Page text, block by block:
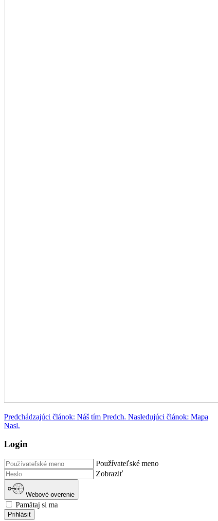
Predchádzajúci článok: Náš tím Predch. Nasledujúci článok: Mapa
Nasl.
Login
Používateľské meno
Zobraziť
Webové overenie
Pamätaj si ma
Prihlásiť